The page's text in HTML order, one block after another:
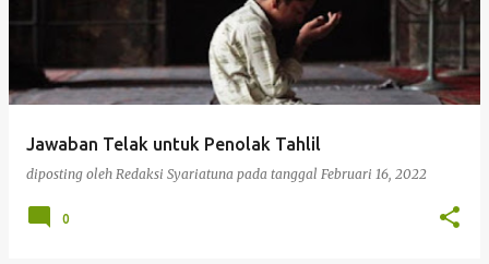
Jawaban Telak untuk Penolak Tahlil
diposting oleh Redaksi Syariatuna pada tanggal Februari 16, 2022
0